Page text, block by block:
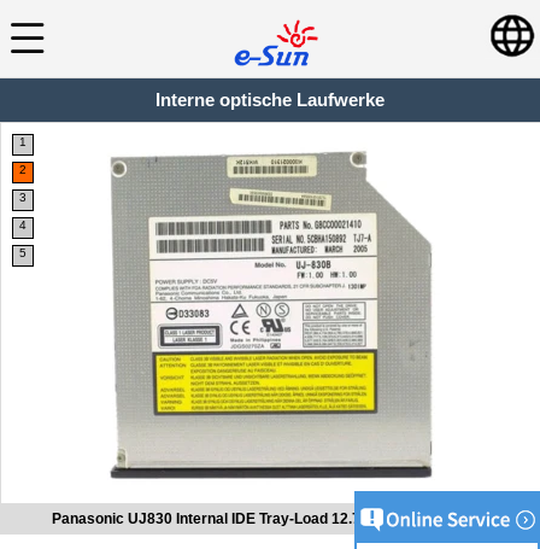
Interne optische Laufwerke
1
2
3
4
5
Panasonic UJ830 Internal IDE Tray-Load 12.7 mm DVDRW Burner